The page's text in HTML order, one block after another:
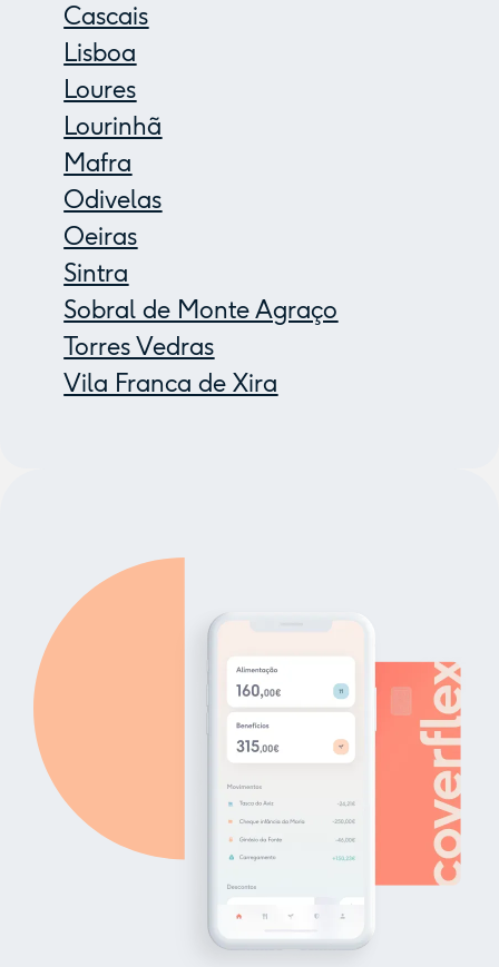
Cascais
Lisboa
Loures
Lourinhã
Mafra
Odivelas
Oeiras
Sintra
Sobral de Monte Agraço
Torres Vedras
Vila Franca de Xira